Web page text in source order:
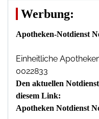
Werbung:
Apotheken-Notdienst
Einheitliche
0022833
Den aktuellen
diesem Link:
Apotheken Notdienst